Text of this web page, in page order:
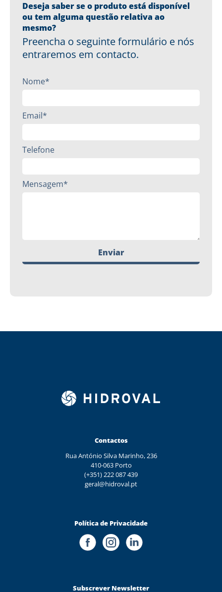
Deseja saber se o produto está disponível
ou tem alguma questão relativa ao
mesmo?
Preencha o seguinte formulário e nós
entraremos em contacto.
Nome*
Email*
Telefone
Mensagem*
Enviar
Contactos
Rua António Silva Marinho, 236
410-063 Porto
(+351) 222 087 439
geral@hidroval.pt
Política de Privacidade
Subscrever Newsletter